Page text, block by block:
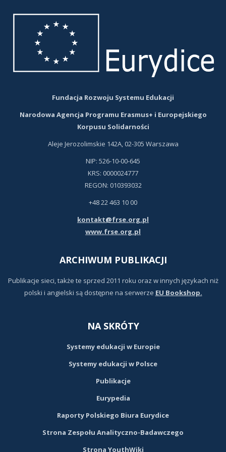
Fundacja Rozwoju Systemu Edukacji
Narodowa Agencja Programu Erasmus+ i Europejskiego
Korpusu Solidarności
Aleje Jerozolimskie 142A, 02-305 Warszawa
NIP: 526-10-00-645
KRS: 0000024777
REGON: 010393032
+48 22 463 10 00
kontakt@frse.org.pl
www.frse.org.pl
ARCHIWUM PUBLIKACJI
Publikacje sieci, także te sprzed 2011 roku oraz w innych językach niż
polski i angielski są dostępne na serwerze EU Bookshop.
NA SKRÓTY
Systemy edukacji w Europie
Systemy edukacji w Polsce
Publikacje
Eurypedia
Raporty Polskiego Biura Eurydice
Strona Zespołu Analityczno-Badawczego
Strona YouthWiki